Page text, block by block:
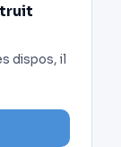
dispos, il